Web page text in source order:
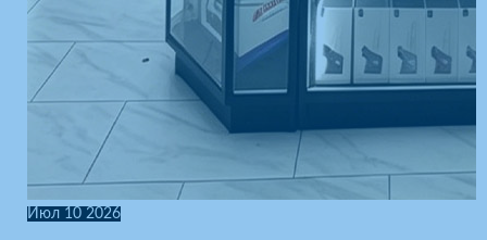
Июл 10 2026